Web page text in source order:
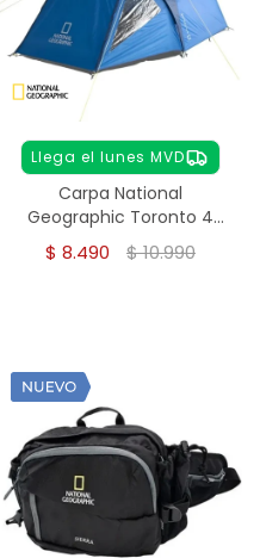
Llega el lunes MVD
Carpa National
Geographic Toronto 4
personas
$ 8.490 $10.990